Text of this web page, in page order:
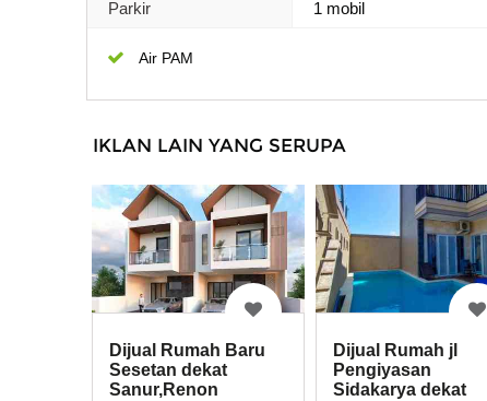
Parkir 1 mobil
Air PAM
IKLAN LAIN YANG SERUPA
Dijual Rumah Baru
Sesetan dekat
Sanur,Renon
Dijual Rumah jl
Pengiyasan
Sidakarya dekat